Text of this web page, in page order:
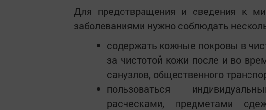
Для предотвращения и сведения к
заболеваниями нужно соблюдать
содержать кожные покровы в
за чистотой кожи после и во
санузлов, общественного
пользоваться
расческами, предметами